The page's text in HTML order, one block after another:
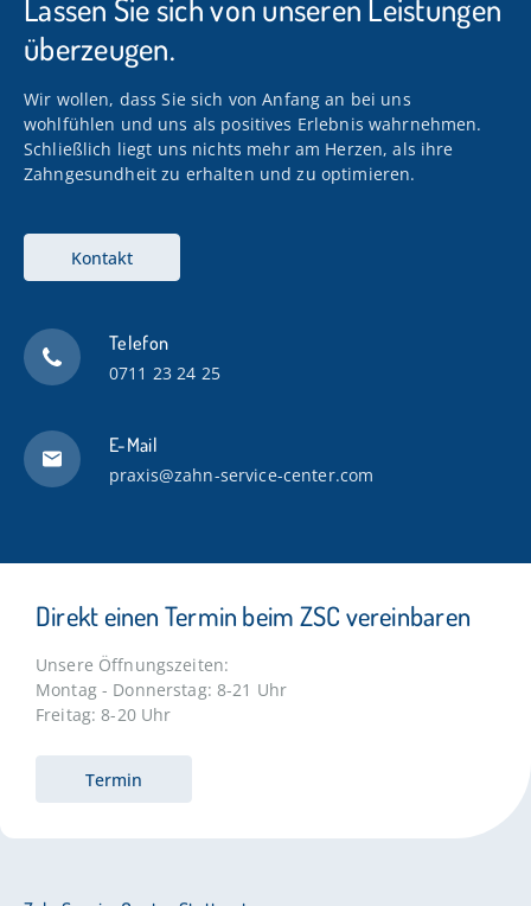
Lassen Sie sich von unseren Leistungen
überzeugen.
Wir wollen, dass Sie sich von Anfang an bei uns
wohlfühlen und uns als positives Erlebnis wahrnehmen.
Schließlich liegt uns nichts mehr am Herzen, als ihre
Zahngesundheit zu erhalten und zu optimieren.
Kontakt
Telefon
0711 23 24 25
E-Mail
praxis@zahn-service-center.com
Direkt einen Termin beim ZSC vereinbaren
Unsere Öffnungszeiten:
Montag - Donnerstag: 8-21 Uhr
Freitag: 8-20 Uhr
Termin